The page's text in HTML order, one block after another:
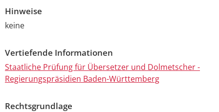
Hinweise
keine
Vertiefende Informationen
Staatliche Prüfung für Übersetzer und Dolmetscher -
Regierungspräsidien Baden-Württemberg
Rechtsgrundlage